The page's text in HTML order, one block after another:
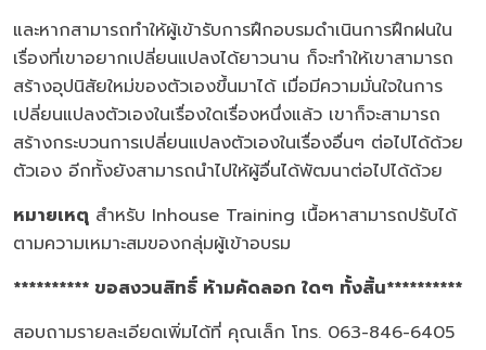
และหากสามารถทำให้ผู้เข้ารับการฝึกอบรมดำเนินการฝึกฝนใน
เรื่องที่เขาอยากเปลี่ยนแปลงได้ยาวนาน ก็จะทำให้เขาสามารถ
สร้างอุปนิสัยใหม่ของตัวเองขึ้นมาได้ เมื่อมีความมั่นใจในการ
เปลี่ยนแปลงตัวเองในเรื่องใดเรื่องหนึ่งแล้ว เขาก็จะสามารถ
สร้างกระบวนการเปลี่ยนแปลงตัวเองในเรื่องอื่นๆ ต่อไปได้ด้วย
ตัวเอง อีกทั้งยังสามารถนำไปให้ผู้อื่นได้พัฒนาต่อไปได้ด้วย
หมายเหตุ สำหรับ Inhouse Training เนื้อหาสามารถปรับได้
ตามความเหมาะสมของกลุ่มผู้เข้าอบรม
********** ขอสงวนสิทธิ์ ห้ามคัดลอก ใดๆ ทั้งสิ้น**********
สอบถามรายละเอียดเพิ่มได้ที่ คุณเล็ก โทร. 063-846-6405